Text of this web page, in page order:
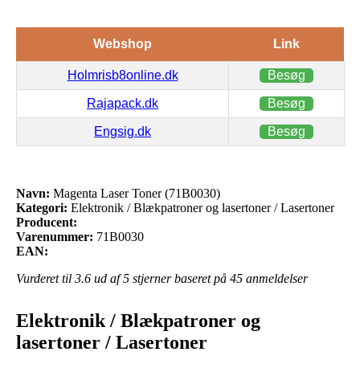
Webshop Link
Holmrisb8online.dk Besøg
Rajapack.dk Besøg
Engsig.dk Besøg
Navn: Magenta Laser Toner (71B0030)
Kategori: Elektronik / Blækpatroner og lasertoner / Lasertoner
Producent:
Varenummer: 71B0030
EAN:
Vurderet til 3.6 ud af 5 stjerner baseret på 45 anmeldelser
Elektronik / Blækpatroner og
lasertoner / Lasertoner